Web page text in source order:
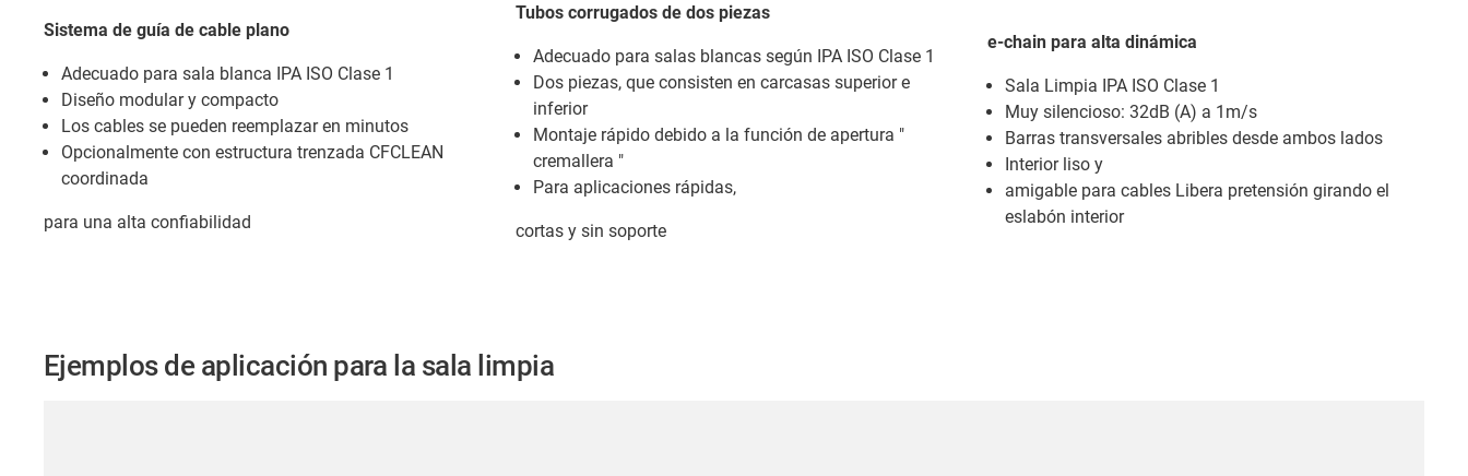
Sistema de guía de cable plano
Adecuado para sala blanca IPA ISO Clase 1
Diseño modular y compacto
Los cables se pueden reemplazar en minutos
Opcionalmente con estructura trenzada CFCLEAN
coordinada
para una alta confiabilidad
Tubos corrugados de dos piezas
Adecuado para salas blancas según IPA ISO Clase 1
Dos piezas, que consisten en carcasas superior e
inferior
Montaje rápido debido a la función de apertura "
cremallera "
Para aplicaciones rápidas,
cortas y sin soporte
e-chain para alta dinámica
Sala Limpia IPA ISO Clase 1
Muy silencioso: 32dB (A) a 1m/s
Barras transversales abribles desde ambos lados
Interior liso y
amigable para cables Libera pretensión girando el
eslabón interior
Ejemplos de aplicación para la sala limpia